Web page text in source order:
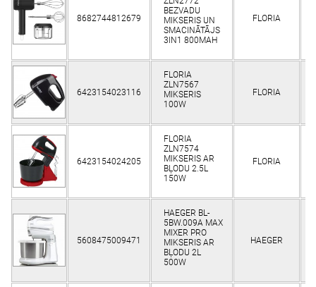
8682744812679
BEZVADU
MIKSERIS UN
SMACINĀTĀJS
3IN1 800MAH
FLORIA
6423154023116
FLORIA
ZLN7567
MIKSERIS
100W
FLORIA
6423154024205
FLORIA
ZLN7574
MIKSERIS AR
BĻODU 2.5L
150W
FLORIA
5608475009471
HAEGER BL-
5BW.009A MAX
MIXER PRO
MIKSERIS AR
BĻODU 2L
500W
HAEGER